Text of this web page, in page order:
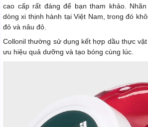
cao cấp rất đáng để bạn tham khảo.
dòng xi thịnh hành tại Việt Nam, trong đó
đỏ và nâu đỏ.
Collonil thường sử dụng kết hợp dầu thực
ưu hiệu quả dưỡng và tạo bóng cùng lúc.